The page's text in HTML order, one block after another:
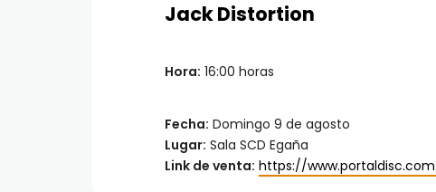
Jack Distortion
Hora: 16:00 horas
Fecha: Domingo 9 de agosto
Lugar: Sala SCD Egaña
Link de venta: https://